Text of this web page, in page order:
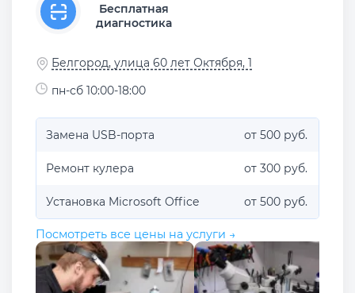
Бесплатная
диагностика
Белгород, улица 60 лет Октября, 1
пн-сб 10:00-18:00
Замена USB-порта от 500 руб.
Ремонт кулера от 300 руб.
Установка Microsoft Office от 500 руб.
Посмотреть все цены на услуги →